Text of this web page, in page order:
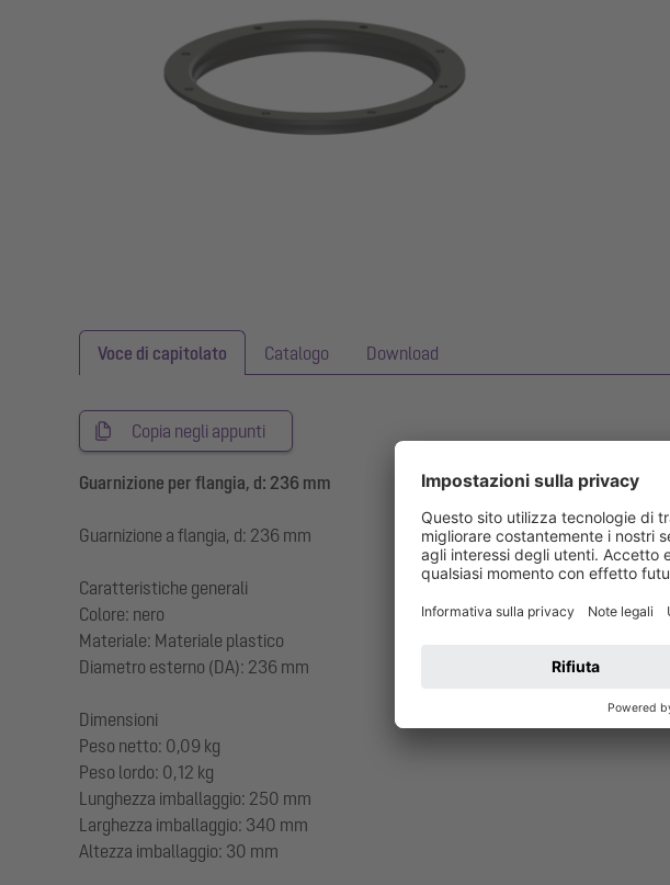
Voce di capitolato Catalogo Download
Copia negli appunti
Guarnizione per flangia, d: 236 mm
Guarnizione a flangia, d: 236 mm
Caratteristiche generali
Colore: nero
Materiale: Materiale plastico
Diametro esterno (DA): 236 mm
Dimensioni
Peso netto: 0,09 kg
Peso lordo: 0,12 kg
Lunghezza imballaggio: 250 mm
Larghezza imballaggio: 340 mm